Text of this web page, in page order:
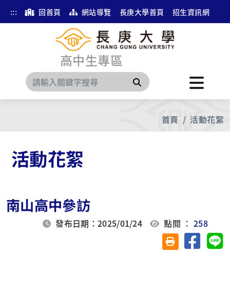
::: 回首頁 網站導覽 長庚大學首頁 招生資訊網
高中生專區
搜尋
首頁 活動花絮
活動花絮
南山高中參訪
發布日期：2025/01/24 點閱 ：258
友善列印(另開視
分享至